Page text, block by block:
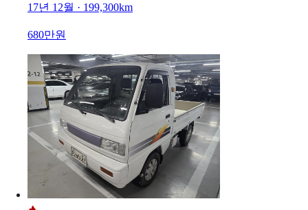
17년 12월 · 199,300km
680만원